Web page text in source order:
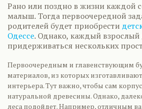
Рано или поздно в жизни каждой
малыш. Тогда первоочередной
родителей будет приобрести
Одессе. Однако, каждый взрослый
придерживаться нескольких
Первоочередным и главенствующим
материалов, из которых
интерьера. Тут важно, чтобы сам
натуральной древесины. Однако,
леса подойдет. Например, отличным